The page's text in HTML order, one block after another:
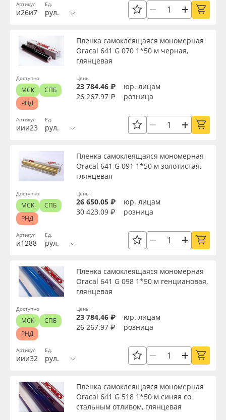
Артикул
и26и7
Ед.
рул.
Артикул
иии23
Пленка самоклеящаяся мономерная
Oracal 641 G 070 1*50 м черная,
глянцевая
Ед.
рул.
Цены
23 784.46 ₽
юр. лицам
26 267.97 ₽
розница
Доступно
МСК
СПБ
РНД
Артикул
и1288
Пленка самоклеящаяся мономерная
Oracal 641 G 091 1*50 м золотистая,
глянцевая
Ед.
рул.
Цены
26 650.05 ₽
юр. лицам
30 423.09 ₽
розница
Доступно
МСК
СПБ
РНД
Артикул
иии32
Пленка самоклеящаяся мономерная
Oracal 641 G 098 1*50 м генциановая,
глянцевая
Ед.
рул.
Цены
23 784.46 ₽
юр. лицам
26 267.97 ₽
розница
Доступно
МСК
СПБ
РНД
Пленка самоклеящаяся мономерная
Oracal 641 G 518 1*50 м синяя со
стальным отливом, глянцевая